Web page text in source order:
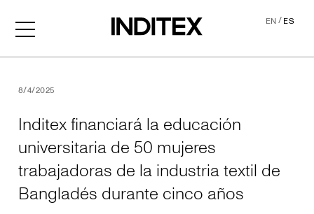
EN/ES
8/4/2025
Inditex financiará la educación
universitaria de 50 mujeres
trabajadoras de la industria textil de
Bangladés durante cinco años